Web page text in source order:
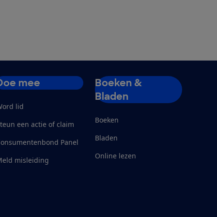
mee
lid
een actie of claim
Panel
misleiding
Boeken &
Bladen
Boeken
Bladen
Online lezen